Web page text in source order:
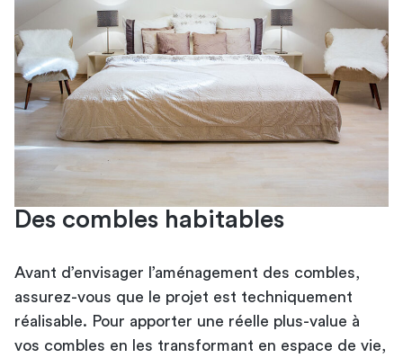
Des combles habitables
Avant d’envisager l’aménagement des combles,
assurez-vous que le projet est techniquement
réalisable. Pour apporter une réelle plus-value à
vos combles en les transformant en espace de vie,